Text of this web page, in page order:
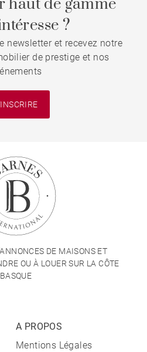
haut de gamme
?
newsletter et recevez notre
de prestige et nos
DE MAISONS ET
OU À LOUER SUR LA CÔTE
BASQUE
A PROPOS
Mentions Légales